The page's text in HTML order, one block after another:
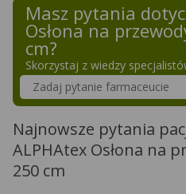
Masz pytania
Osłona na
cm?
Skorzystaj z wiedzy
Szukaj w poradnikach o
Najnowsze pytania
ALPHAtex Osłona na
250 cm